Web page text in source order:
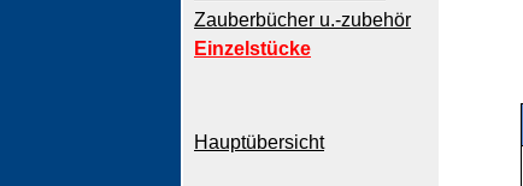
Zauberbücher u.-zubehör
Einzelstücke
Hauptübersicht